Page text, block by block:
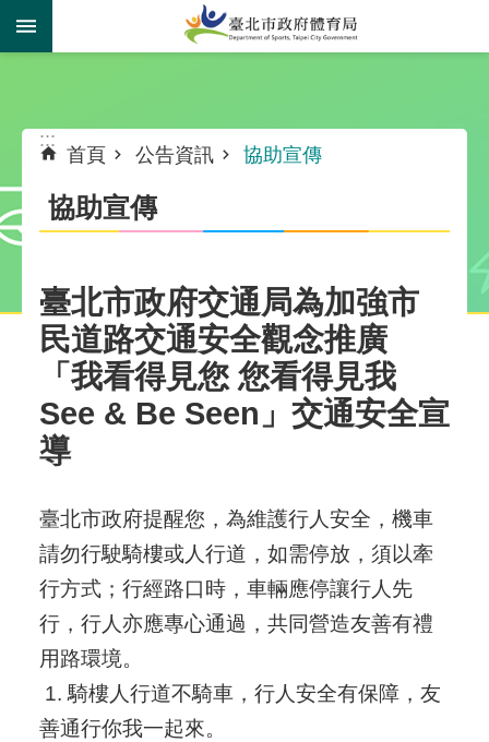
跳到主要內容區塊
:::
首頁 公告資訊 協助宣傳
協助宣傳
臺北市政府交通局為加強市
民道路交通安全觀念推廣
「我看得見您 您看得見我
See & Be Seen」交通安全宣
導
臺北市政府提醒您，為維護行人安全，機車
請勿行駛騎樓或人行道，如需停放，須以牽
行方式；行經路口時，車輛應停讓行人先
行，行人亦應專心通過，共同營造友善有禮
用路環境。
1. 騎樓人行道不騎車，行人安全有保障，友
善通行你我一起來。